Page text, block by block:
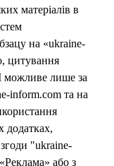
матеріалів в
на «ukraine-
цитування
можливе лише за
inform.com та на
додатках,
"ukraine-
або з